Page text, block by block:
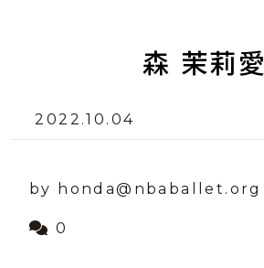
森 茉莉愛
2022.10.04
by honda@nbaballet.org
0